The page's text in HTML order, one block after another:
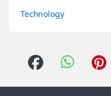
Technology